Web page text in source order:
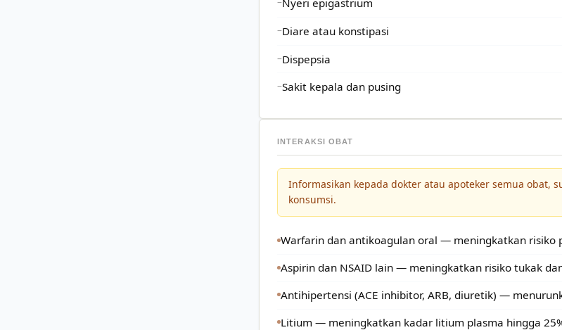
Nyeri epigastrium
Diare atau konstipasi
Dispepsia
Sakit kepala dan pusing
INTERAKSI OBAT
Informasikan kepada dokter atau apoteker semua obat,
konsumsi.
Warfarin dan antikoagulan oral — meningkatkan risiko
Aspirin dan NSAID lain — meningkatkan risiko tukak
Antihipertensi (ACE inhibitor, ARB, diuretik) —
Litium — meningkatkan kadar litium plasma hingga